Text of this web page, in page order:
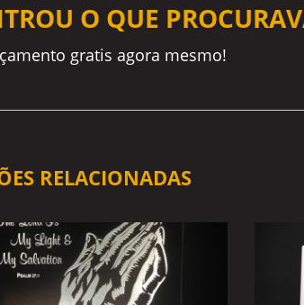
O QUE
gratis agora mesmo!
RELACIONADAS